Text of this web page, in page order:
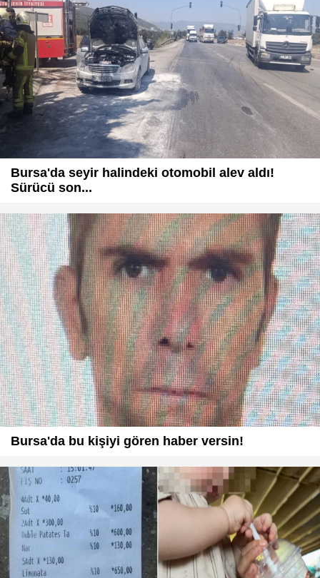
Bursa'da seyir halindeki otomobil alev aldı!
Sürücü son...
Bursa'da bu kişiyi gören haber versin!